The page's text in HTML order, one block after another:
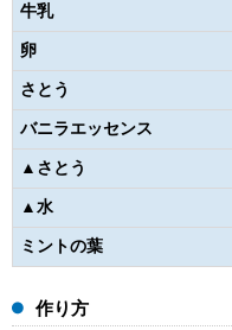
牛乳
卵
さとう
バニラエッセンス
▲さとう
▲水
ミントの葉
作り方